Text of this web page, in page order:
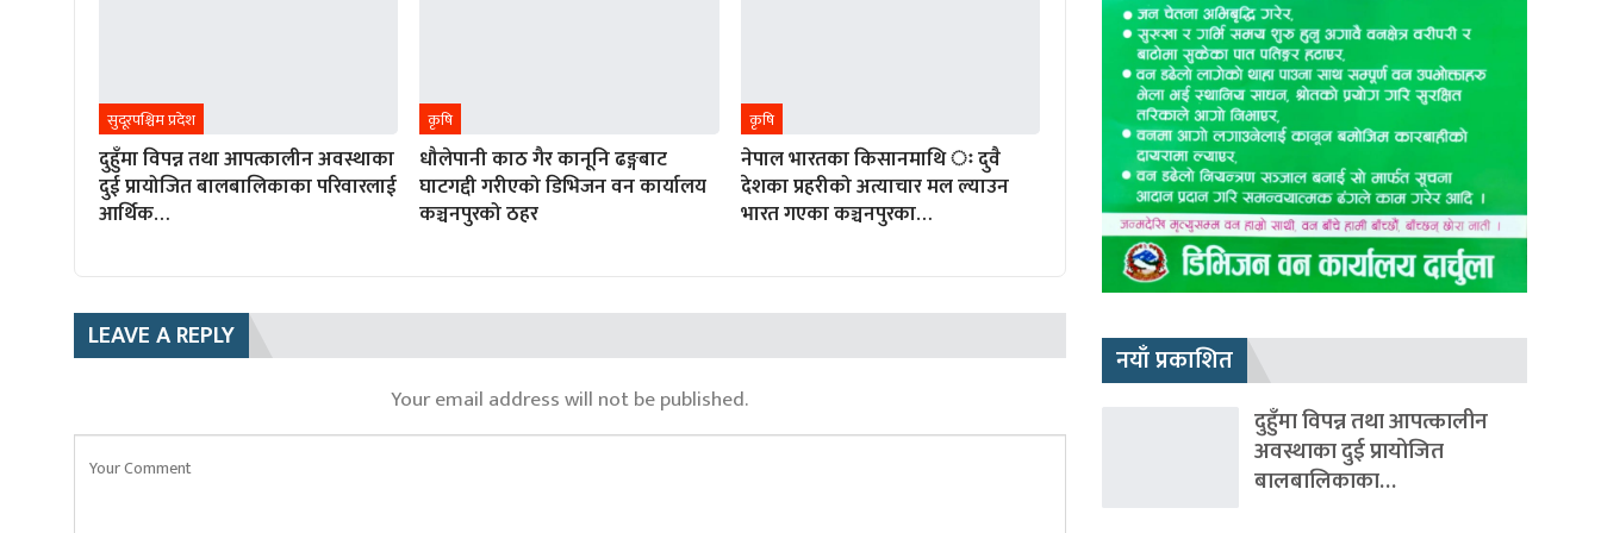
सुदूरपश्चिम प्रदेश
दुहुँमा विपन्न तथा आपत्कालीन अवस्थाका
दुई प्रायोजित बालबालिकाका परिवारलाई
आर्थिक…
कृषि
धौलेपानी काठ गैर कानूनि ढङ्गबाट
घाटगद्दी गरीएको डिभिजन वन कार्यालय
कञ्चनपुरको ठहर
कृषि
नेपाल भारतका किसानमाथि ः दुवै
देशका प्रहरीको अत्याचार मल ल्याउन
भारत गएका कञ्चनपुरका…
LEAVE A REPLY
Your email address will not be published.
नयाँ प्रकाशित
दुहुँमा विपन्न तथा आपत्कालीन
अवस्थाका दुई प्रायोजित
बालबालिकाका…